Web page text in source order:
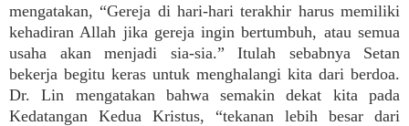
mengatakan, “Gereja di hari-hari terakhir harus memiliki
kehadiran Allah jika gereja ingin bertumbuh, atau semua
usaha akan menjadi sia-sia.” Itulah sebabnya Setan
bekerja begitu keras untuk menghalangi kita dari berdoa.
Dr. Lin mengatakan bahwa semakin dekat kita pada
Kedatangan Kedua Kristus, “tekanan lebih besar dari